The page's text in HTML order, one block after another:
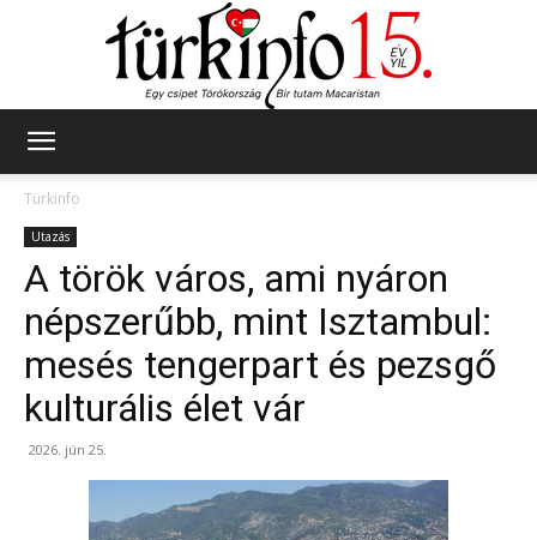
Türkinfo
Utazás
A török város, ami nyáron
népszerűbb, mint Isztambul:
mesés tengerpart és pezsgő
kulturális élet vár
2026. jún 25.